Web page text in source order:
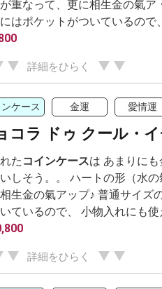
重なって、更に相生金の氣ア
はポケットがついているので
詳細をひらく
ケース 金運 愛情運
コラ ドゥ クール・
た コインケースは あまりに
しそう。。 ハートの形（水
生金の氣アップ♪ 普通サイズ
ているので、 小物入れにも
詳細をひらく